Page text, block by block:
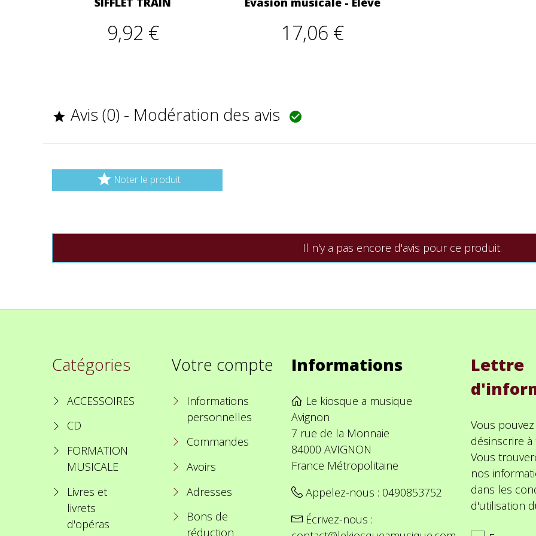
9,92 € 17,06 €
 Avis (0) - Modération des avis 
 Noter le produit
Il n'y a pas encore d'avis pour ce produit.
Catégories
ACCESSOIRES
CD
FORMATION
MUSICALE
Livres et
livrets
d'opéras
Votre compte
Informations
personnelles
Commandes
Avoirs
Adresses
Bons de
réduction
Informations
Le kiosque a musique
Avignon
7 rue de la Monnaie
84000 AVIGNON
France Métropolitaine
Appelez-nous : 0490853752
Écrivez-nous :
Lettre
Vous
désinscrire
Vous
nos
dans les
d'utilisation